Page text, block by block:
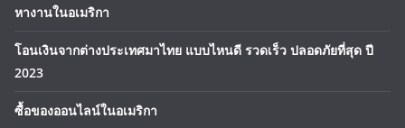
หางานในอเมริกา
โอนเงินจากต่างประเทศมาไทย แบบไหนดี รวดเร็ว ปลอดภัยที่สุด ปี
2023
ซื้อของออนไลน์ในอเมริกา